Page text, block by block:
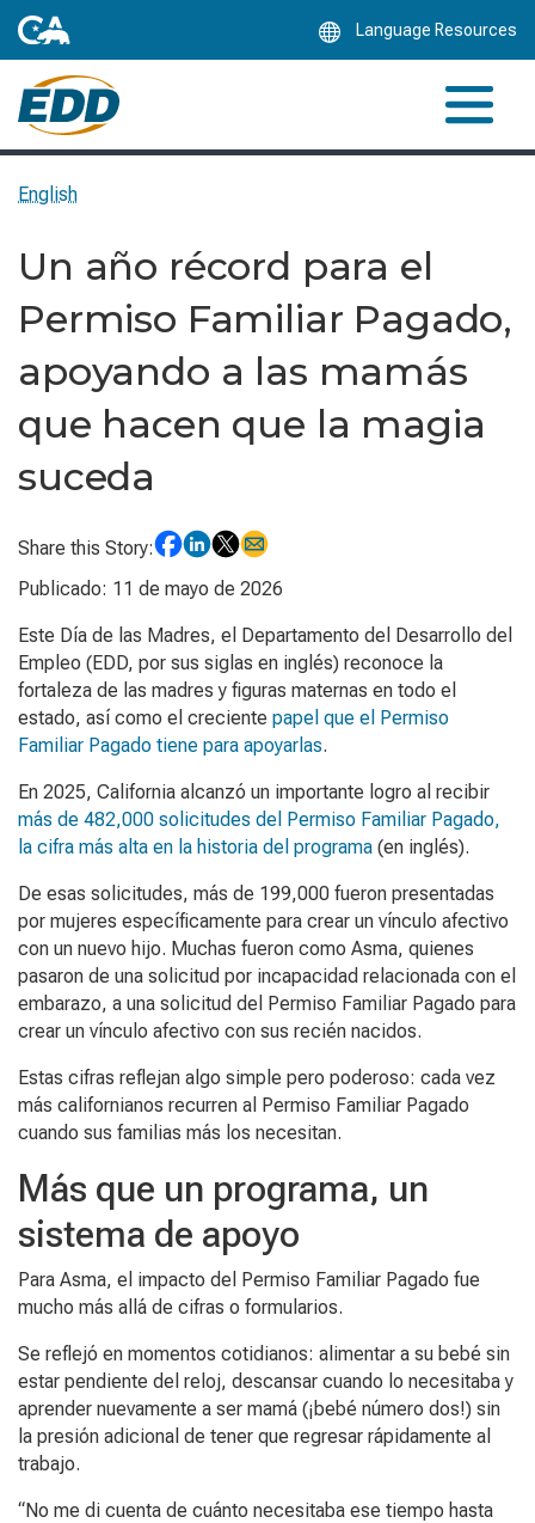
Language Resources
English
Un año récord para el
Permiso Familiar Pagado,
apoyando a las mamás
que hacen que la magia
suceda
Share this Story:
Publicado: 11 de mayo de 2026
Este Día de las Madres, el Departamento del Desarrollo del
Empleo (EDD, por sus siglas en inglés) reconoce la
fortaleza de las madres y figuras maternas en todo el
estado, así como el creciente papel que el Permiso
Familiar Pagado tiene para apoyarlas.
En 2025, California alcanzó un importante logro al recibir
más de 482,000 solicitudes del Permiso Familiar Pagado,
la cifra más alta en la historia del programa (en inglés).
De esas solicitudes, más de 199,000 fueron presentadas
por mujeres específicamente para crear un vínculo afectivo
con un nuevo hijo. Muchas fueron como Asma, quienes
pasaron de una solicitud por incapacidad relacionada con el
embarazo, a una solicitud del Permiso Familiar Pagado para
crear un vínculo afectivo con sus recién nacidos.
Estas cifras reflejan algo simple pero poderoso: cada vez
más californianos recurren al Permiso Familiar Pagado
cuando sus familias más los necesitan.
Más que un programa, un
sistema de apoyo
Para Asma, el impacto del Permiso Familiar Pagado fue
mucho más allá de cifras o formularios.
Se reflejó en momentos cotidianos: alimentar a su bebé sin
estar pendiente del reloj, descansar cuando lo necesitaba y
aprender nuevamente a ser mamá (¡bebé número dos!) sin
la presión adicional de tener que regresar rápidamente al
trabajo.
“No me di cuenta de cuánto necesitaba ese tiempo hasta